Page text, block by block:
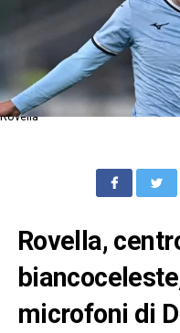
Rovella
Rovella,
microfoni di